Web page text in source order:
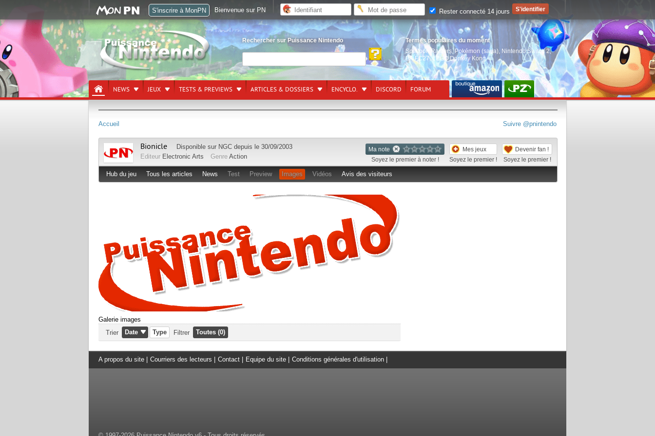
Rechercher sur Puissance Nintendo
Termes populaires du moment
Splatoon Raiders, Pokémon (saga) Nintendo Switch 2,
EA FC27,LEGO Donkey Kong
NEWS JEUX TESTS & PREVIEWS ARTICLES & DOSSIERS ENCYCLO. DISCORD FORUM
Suivre @pnintendo
Accueil
Ma note
Soyez le premier à noter !
Mes jeux
Soyez le premier !
Devenir fan !
Soyez le premier !
Bionicle Disponible sur NGC depuis le 30/09/2003
Editeur Electronic Arts Genre Action
Hub du jeu Tous les articles News Test Preview Images Vidéos Avis des visiteurs
Galerie images
Trier
Date Type Filtrer Toutes (0)
A propos du site Courriers des lecteurs Contact Equipe du site Conditions générales d'utilisation
S'inscrire à MonPN Bienvenue sur PN Rester connecté 14 jours